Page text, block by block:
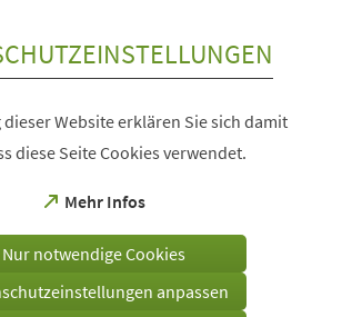
Website erklären Sie sich damit
diese Seite Cookies verwendet.
Mehr Infos
(Öffnet
einem
Tab)
Nur notwendige Cookies
anpassen